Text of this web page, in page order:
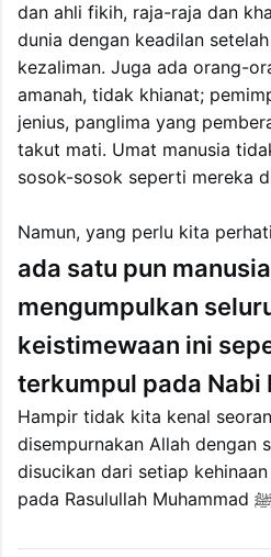
dan ahli fikih, raja-raja dan
dunia dengan keadilan
kezaliman. Juga ada orang-
amanah, tidak khianat;
jenius, panglima yang
takut mati. Umat manusia
sosok-sosok seperti mereka
Namun, yang perlu kita
ada satu pun
mengumpulkan
keistimewaan ini
Hampir tidak kita kenal
disempurnakan Allah dengan
disucikan dari setiap